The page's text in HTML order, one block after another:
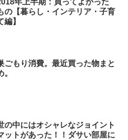
年上半期：買ってよかった
の【暮らし・インテリア・子育
編】
ごもり消費。最近買った物まと
。
の中にはオシャレなジョイント
ットがあった！！ダサい部屋に